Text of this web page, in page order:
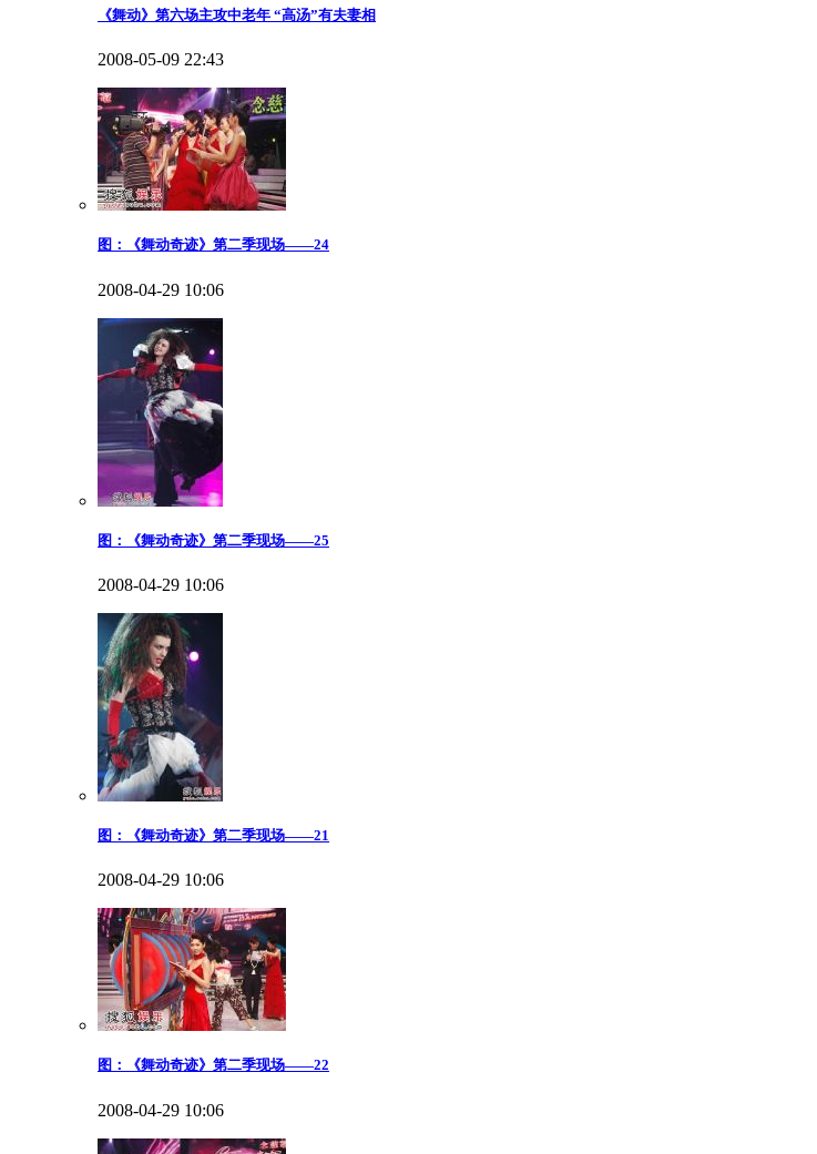
《舞动》第六场主攻中老年 “高汤”有夫妻相
2008-05-09 22:43
图：《舞动奇迹》第二季现场——24
2008-04-29 10:06
图：《舞动奇迹》第二季现场——25
2008-04-29 10:06
图：《舞动奇迹》第二季现场——21
2008-04-29 10:06
图：《舞动奇迹》第二季现场——22
2008-04-29 10:06